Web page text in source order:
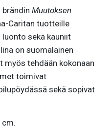
brändin Muutoksen
Caritan tuotteille
sekä kauniit
on suomalainen
myös tehdään kokonaan
toimivat
sekä sopivat
cm.